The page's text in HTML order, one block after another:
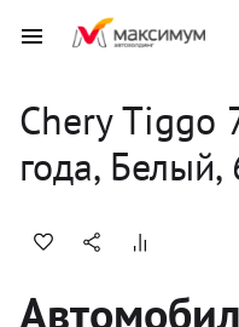
CheryTiggo
года, Белый,